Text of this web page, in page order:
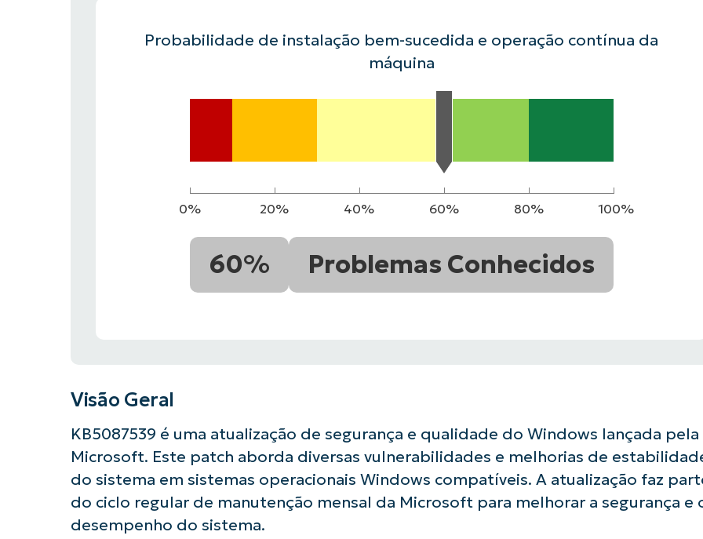
FALE COM NOSSO TIME DE VENDAS VER DEMONSTRAÇÃO
ROADMAP DO
Probabilidade de instalação bem-sucedida e operação contínua da
máquina
0% 20% 40% 60% 80% 100%
60% Problemas Conhecidos
Visão Geral
KB5087539 é uma atualização de segurança e qualidade do Windows lançada pela
Microsoft. Este patch aborda diversas vulnerabilidades e melhorias de
do sistema em sistemas operacionais Windows compatíveis. A atualização faz
do ciclo regular de manutenção mensal da Microsoft para melhorar a segurança e
desempenho do sistema.